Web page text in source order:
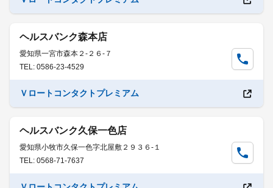
ヘルスバンク森本店
愛知県一宮市森本２-２６-７
TEL: 0586-23-4529
Ｖロートコンタクトプレミアム
ヘルスバンク久保一色店
愛知県小牧市久保一色字北屋敷２９３６-１
TEL: 0568-71-7637